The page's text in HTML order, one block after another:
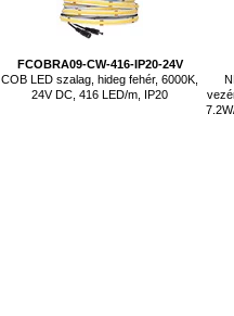
FCOBRA09-CW-416-IP20-24V
COB LED szalag, hideg fehér, 6000K,
24V DC, 416 LED/m, IP20